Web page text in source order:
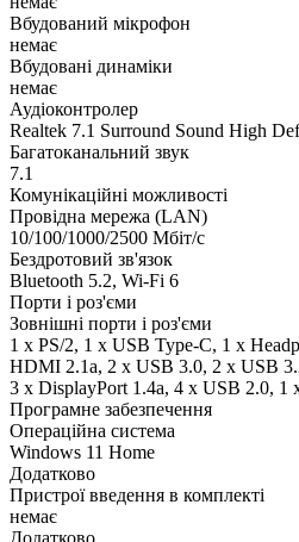
Вбудований мікрофон
немає
Вбудовані динаміки
немає
Аудіоконтролер
Realtek 7.1 Surround Sound High
Багатоканальний звук
7.1
Комунікаційні можливості
Провідна мережа (LAN)
10/100/1000/2500 Мбіт/с
Бездротовий зв'язок
Bluetooth 5.2, Wi-Fi 6
Порти і роз'єми
Зовнішні порти і роз'єми
1 x PS/2, 1 x USB Type-C, 1 x
HDMI 2.1a, 2 x USB 3.0, 2 x USB
3 x DisplayPort 1.4a, 4 x USB 2.0, 1
Програмне забезпечення
Операційна система
Windows 11 Home
Додатково
Пристрої введення в комплекті
немає
Додатково